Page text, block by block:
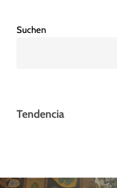
Suchen
Tendencia